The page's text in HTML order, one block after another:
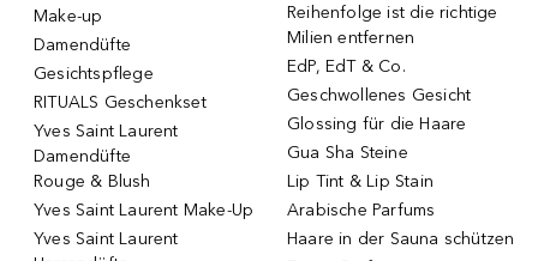
Make-up
Damendüfte
Gesichtspflege
RITUALS Geschenkset
Yves Saint Laurent
Damendüfte
Rouge & Blush
Yves Saint Laurent Make-Up
Yves Saint Laurent
Reihenfolge ist die richtige
Milien entfernen
EdP, EdT & Co.
Geschwollenes Gesicht
Glossing für die Haare
Gua Sha Steine
Lip Tint & Lip Stain
Arabische Parfums
Haare in der Sauna schützen